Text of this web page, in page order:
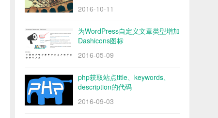
2016-10-11
为WordPress自定义文章类型增加
Dashicons图标
2016-05-09
php获取站点title、keywords、
description的代码
2016-09-03